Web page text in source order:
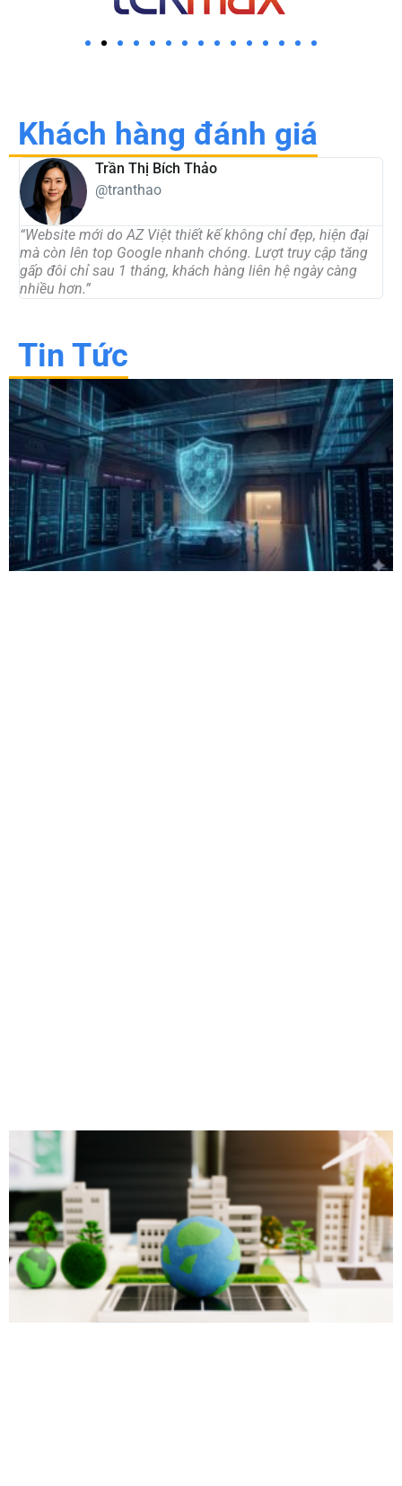
Khách hàng đánh giá
Trần Thị Bích Thảo
@tranthao
“Website mới do AZ Việt thiết kế không chỉ đẹp, hiện đại
mà còn lên top Google nhanh chóng. Lượt truy cập tăng
gấp đôi chỉ sau 1 tháng, khách hàng liên hệ ngày càng
nhiều hơn.”
Tin Tức